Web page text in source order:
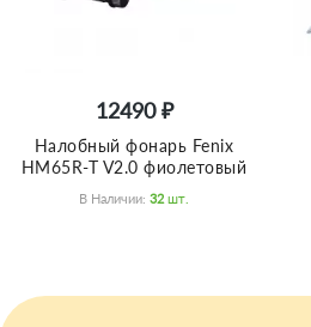
12490 ₽
Налобный фонарь Fenix
HM65R-T V2.0 фиолетовый
В Наличии: 32 Шт.